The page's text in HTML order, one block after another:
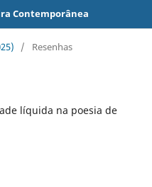
Contemporânea
/ Resenhas
líquida na poesia de